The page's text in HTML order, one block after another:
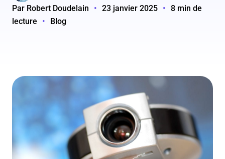
Par Robert Doudelain • 23 janvier 2025 • 8 min de
lecture
• Blog